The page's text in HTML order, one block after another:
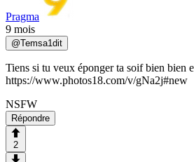
Pragma
9 mois
@Temsa1dit
Tiens si tu veux éponger ta soif bien bien
https://www.photos18.com/v/gNa2j#new
NSFW
Répondre
2